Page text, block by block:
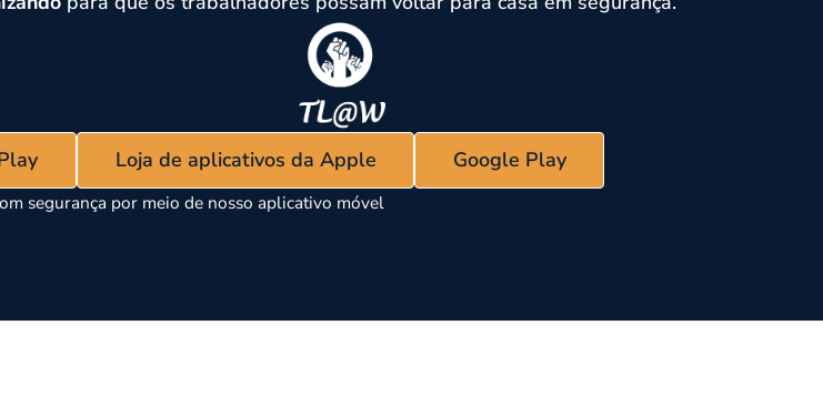
Loja de aplicativos da Apple Google Play
segurança por meio de nosso aplicativo móvel